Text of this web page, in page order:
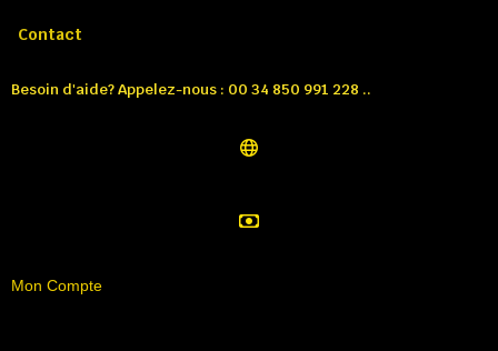
Contact
Besoin d'aide? Appelez-nous : 00 34 850 991 228 ..
Mon Compte